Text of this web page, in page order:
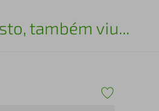
também viu...